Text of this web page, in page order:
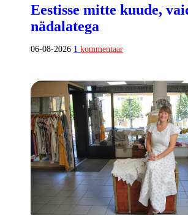
Eestisse mitte kuude,
nädalatega
06-08-2026 1 kommentaar